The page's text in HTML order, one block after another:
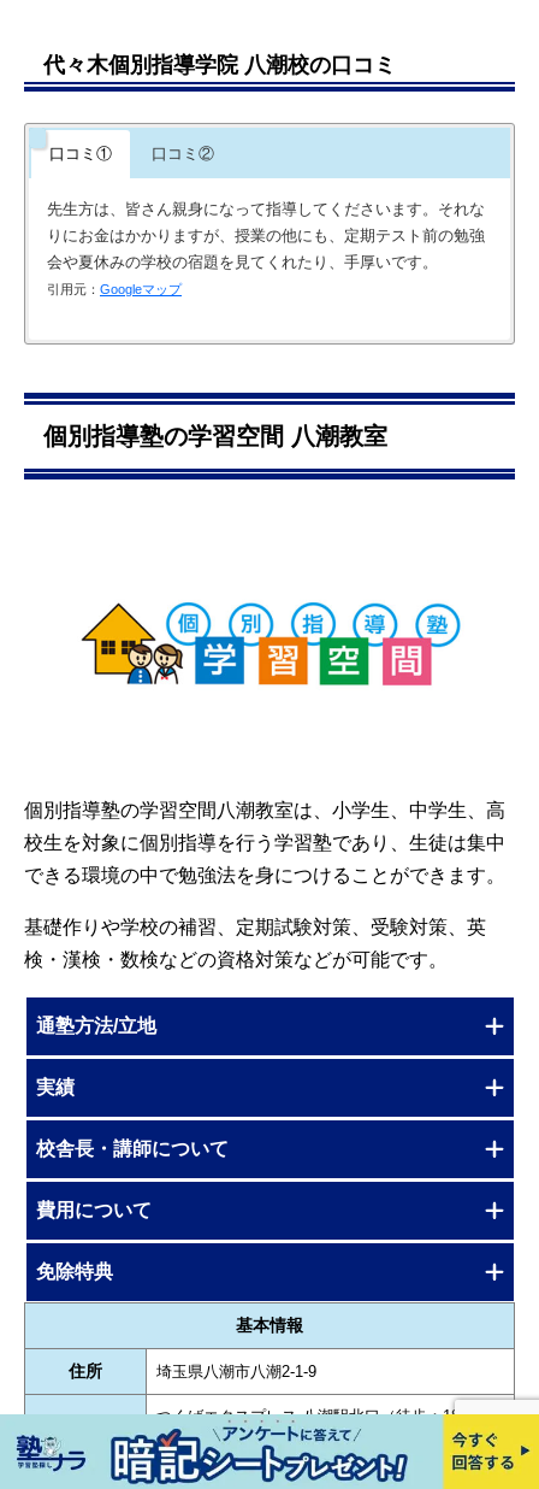
代々木個別指導学院 八潮校の口コミ
口コミ① 口コミ②
先生方は、皆さん親身になって指導してくださいます。それな
りにお金はかかりますが、授業の他にも、定期テスト前の勉強
会や夏休みの学校の宿題を見てくれたり、手厚いです。
引用元： Googleマップ
も身につけることが出来ました。本当に感謝しています。
引用元：Googleマップ
個別指導塾の学習空間 八潮教室
個別指導塾の学習空間八潮教室は、小学生、中学生、高
校生を対象に個別指導を行う学習塾であり、生徒は集中
できる環境の中で勉強法を身につけることができます。
基礎作りや学校の補習、定期試験対策、受験対策、英
検・漢検・数検などの資格対策などが可能です。
通塾方法/立地
実績
校舎長・講師について
費用について
免除特典
基本情報
住所 埼玉県八潮市八潮2-1-9
最寄駅
つくばエクスプレス 八潮駅北口（徒歩：18分）
東武バス 中馬場停（徒歩：2分）
東武バス 八潮市役所南（徒歩：3分）